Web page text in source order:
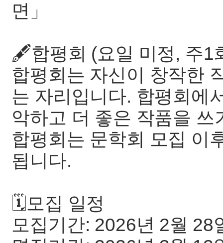
면」
🖋️합평회 (요일 미정, 주1
합평회는 자신이 창작한
는 자리입니다. 합평회에
악하고 더 좋은 작품을 쓰
합평회는 문학회 모집 이
됩니다.
🗓️모집 일정
모집기간: 2026년 2월 28